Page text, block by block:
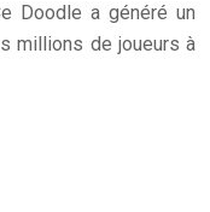
Doodle a généré un
millions de joueurs à